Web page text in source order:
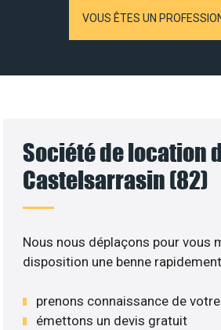
VOUS ÊTES UN
Société de location
Castelsarrasin (82)
Nous nous déplaçons pour vous
disposition une benne
prenons connaissance de
émettons un devis gratuit